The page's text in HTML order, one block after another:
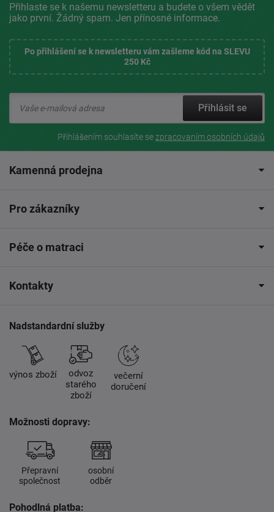
Přihlaste se k našemu newsletteru a budete o všem vědět
jako první. Žádný spam. Jen přínosné informace.
Po přihlášení se k newsletteru vám zašleme kód na SLEVU
250 Kč
Přihlásit se
Přihlášením souhlasíte sezpracovaním osobních údajů
Kamenná prodejna
Pro zákazníky
Péče o matraci
Kontakty
Nadstandardní služby
výnos zboží
odvoz
starého
zboží
večerní
doručení
Možnosti dopravy:
Přepravní
společnost
osobní
odběr
Pohodlná platba: